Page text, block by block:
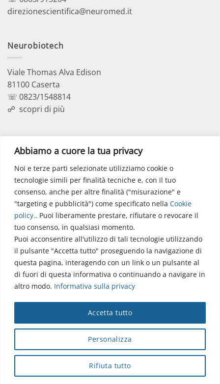
Abbiamo a cuore la tua privacy
Noi e terze parti selezionate utilizziamo cookie o
tecnologie simili per finalità tecniche e, con il tuo
consenso, anche per altre finalità ("misurazione" e
"targeting e pubblicità") come specificato nella Cookie
policy.. Puoi liberamente prestare, rifiutare o revocare il
tuo consenso, in qualsiasi momento.
Puoi acconsentire all'utilizzo di tali tecnologie utilizzando
il pulsante "Accetta tutto" proseguendo la navigazione di
questa pagina, interagendo con un link o un pulsante al
di fuori di questa informativa o continuando a navigare in
altro modo. Informativa sulla privacy
Personalizza
Rifiuta tutto
Accetta tutto
direzionescientifica@neuromed.it
Neurobiotech
Viale Thomas Alva Edison
81100 Caserta
☏ 0823/1548814
☍ scopri di più
Via dell’Elettronica
86077 Pozzilli (IS)
☏ 0865/915407
segreteriapolodidattico@neuromed.it
Copyright © 2026 Istituto Neurologico Mediterraneo
Neuromed S.p.A.
Webmail |Privacy Policy|Privacy|Disclaimer|Accessibilità
Contatti|Credits
Cap. Soc. € 4.040.000 i.v. - Numero REA IS - 18112 - P.IVA/Cod.
Fiscale 00068310945 - neuromed@pec.it